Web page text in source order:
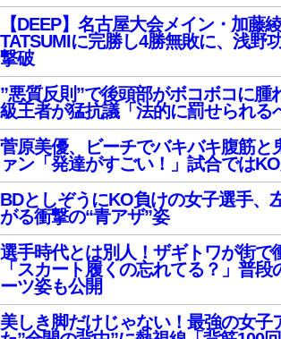
【DEEP】名古屋大会メイン・加藤
TATSUMIに完勝し4勝無敗に、浅野
撃破
”悪質反則”で後頭部がボコボコに腫
級王者が猛抗議「法的に罰せられる
菅原美優、ビーチでバキバキ腹筋と
ァン「発達がすごい！」試合では
BDとしぞうにKO負けの女子選手、
がる衝撃の“青アザ”姿
選手時代とは別人！ザギトワが街で
「スカート履くの忘れてる？」普段
ーツ姿も公開
美しき脚だけじゃない！最強の女子